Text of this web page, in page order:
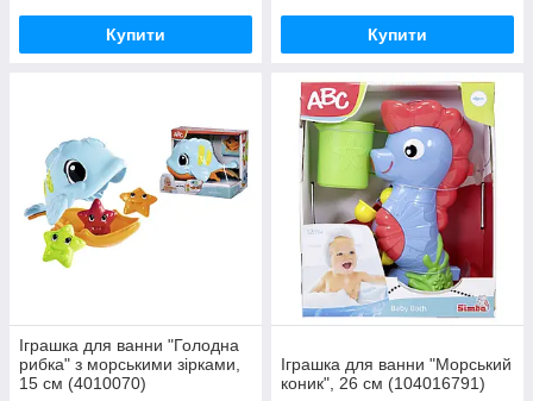
Купити Купити
Іграшка для ванни "Голодна
рибка" з морськими зiрками,
15 см (4010070)
Іграшка для ванни "Морський
коник", 26 см (104016791)